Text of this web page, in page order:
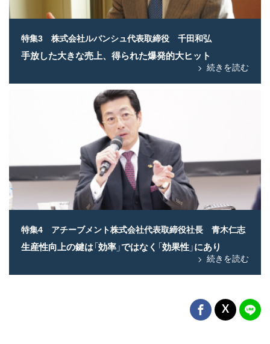
特集3 株式会社ルバンシュ代表取締役 千田和弘
手放した大きな売上、得られた爆発的大ヒット
続きを読む
特集4 アチーブメント株式会社代表取締役社長 青木仁志
生産性向上の鍵は「効率」ではなく「効果性」にあり
続きを読む